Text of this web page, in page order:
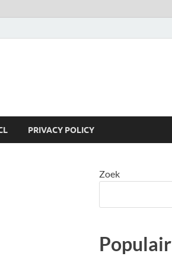
PRIVACY POLICY
Zoek
Populair